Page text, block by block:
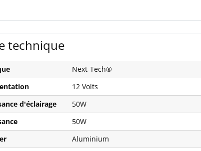
technique
Next-Tech®
12 Volts
d'éclairage
50W
50W
Aluminium